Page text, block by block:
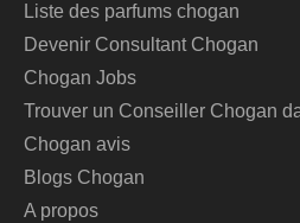
Liste des parfums chogan
Devenir Consultant Chogan
Chogan Jobs
Trouver un Conseiller Chogan
Chogan avis
Blogs Chogan
A propos